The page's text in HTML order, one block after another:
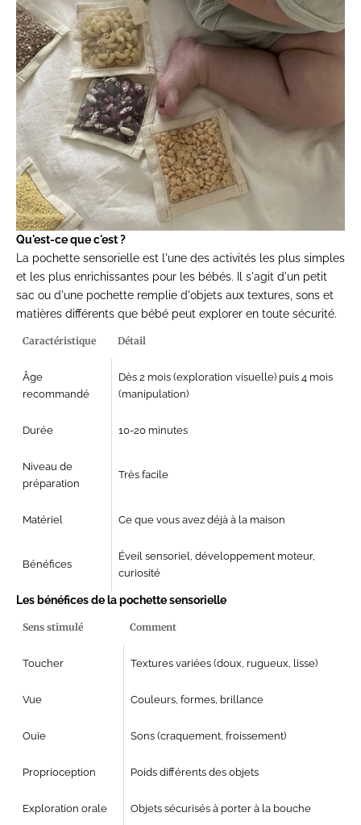
Qu'est-ce que c'est ?
La pochette sensorielle est l'une des activités les plus simples
et les plus enrichissantes pour les bébés. Il s'agit d'un petit
sac ou d'une pochette remplie d'objets aux textures, sons et
matières différents que bébé peut explorer en toute sécurité.
Caractéristique Détail
Âge
recommandé
Dès 2 mois (exploration visuelle) puis 4 mois
(manipulation)
Durée 10-20 minutes
Niveau de
préparation
Très facile
Matériel Ce que vous avez déjà à la maison
Bénéfices
Éveil sensoriel, développement moteur,
curiosité
Les bénéfices de la pochette sensorielle
Sens stimulé Comment
Toucher Textures variées (doux, rugueux, lisse)
Vue Couleurs, formes, brillance
Ouïe Sons (craquement, froissement)
Proprioception Poids différents des objets
Exploration orale Objets sécurisés à porter à la bouche